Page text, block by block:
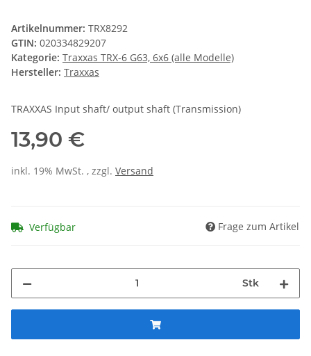
Artikelnummer: TRX8292
GTIN: 020334829207
Kategorie: Traxxas TRX-6 G63, 6x6 (alle Modelle)
Hersteller: Traxxas
TRAXXAS Input shaft/ output shaft (Transmission)
13,90 €
inkl. 19% MwSt. , zzgl. Versand
Verfügbar Frage zum Artikel
Stk